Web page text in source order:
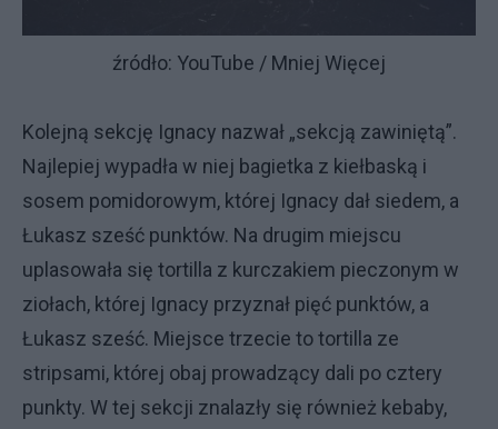
źródło: YouTube / Mniej Więcej
Kolejną sekcję Ignacy nazwał „sekcją zawiniętą”.
Najlepiej wypadła w niej bagietka z kiełbaską i
sosem pomidorowym, której Ignacy dał siedem, a
Łukasz sześć punktów. Na drugim miejscu
uplasowała się tortilla z kurczakiem pieczonym w
ziołach, której Ignacy przyznał pięć punktów, a
Łukasz sześć. Miejsce trzecie to tortilla ze
stripsami, której obaj prowadzący dali po cztery
punkty. W tej sekcji znalazły się również kebaby,